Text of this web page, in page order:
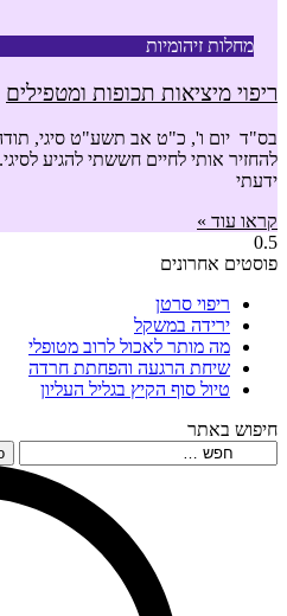
מחלות זיהומיות
ריפוי מיציאות תכופות ומטפילים
בס"ד יום ו', כ"ט אב תשע"ט סיגי,
להחזיר אותי לחיים חששתי להגיע
ידעתי
קראו עוד »
פוסטים אחרונים
ריפוי סרטן
ירידה במשקל
מה מותר לאכול לרוב מטופלי
שיחת הרגעה והפחתת חרדה
טיול סוף הקיץ בגליל העליון
חיפוש באתר
Search: